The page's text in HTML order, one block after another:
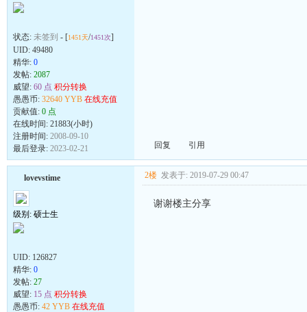
状态: 未签到 - [1451天/1451次]
UID: 49480
精华: 0
发帖: 2087
威望: 60 点 积分转换
愚愚币: 32640 YYB 在线充值
贡献值: 0 点
在线时间: 21883(小时)
注册时间: 2008-09-10
最后登录: 2023-02-21 回复 引用
lovevstime
级别: 硕士生
UID: 126827
精华: 0
发帖: 27
威望: 15 点 积分转换
愚愚币: 42 YYB 在线充值
2楼 发表于: 2019-07-29 00:47
谢谢楼主分享